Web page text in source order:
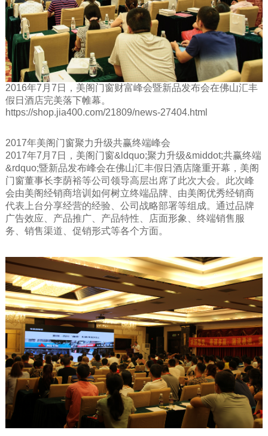
2016年7月7日，美阁门窗财富峰会暨新品发布会在佛山汇丰
假日酒店完美落下帷幕。
https://shop.jia400.com/21809/news-27404.html
2017年美阁门窗聚力升级共赢终端峰会
2017年7月7日，美阁门窗&ldquo;聚力升级&middot;共赢终端
&rdquo;暨新品发布峰会在佛山汇丰假日酒店隆重开幕，美阁
门窗董事长李荫裕等公司领导高层出席了此次大会。此次峰
会由美阁经销商培训如何树立终端品牌、由美阁优秀经销商
代表上台分享经营的经验、公司战略部署等组成。通过品牌
广告效应、产品推广、产品特性、店面形象、终端销售服
务、销售渠道、促销形式等各个方面。